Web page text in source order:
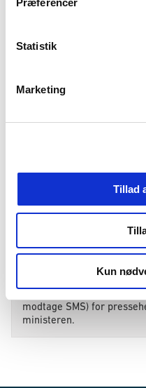
Præferencer
Statistik
Marketing
Tillad
Kun
E-Mail*
Yderligere
Kontakt pressetelefonen
modtage SMS) for
ministeren.